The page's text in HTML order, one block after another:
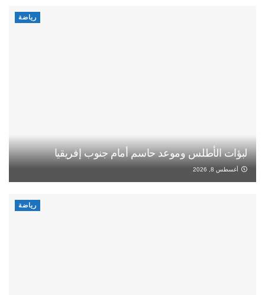
رياضة
لبؤات الأطلس وموعد حاسم أمام جنوب إفريقيا
أغسطس 8, 2026
رياضة